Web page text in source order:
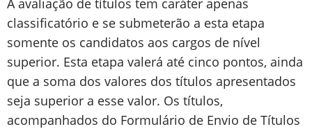
A avaliação de títulos tem caráter apenas
classificatório e se submeterão a esta etapa
somente os candidatos aos cargos de nível
superior. Esta etapa valerá até cinco pontos, ainda
que a soma dos valores dos títulos apresentados
seja superior a esse valor. Os títulos,
acompanhados do Formulário de Envio de Títulos